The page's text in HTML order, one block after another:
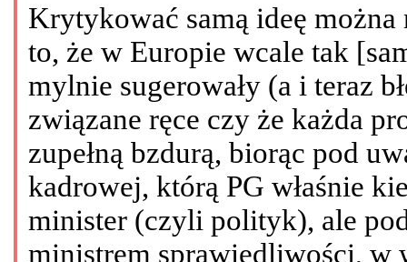
Krytykować samą ideę
to, że w Europie wcale tak
mylnie sugerowały (a i teraz
związane ręce czy że każda
zupełną bzdurą, biorąc pod
kadrowej, którą PG właśnie
minister (czyli polityk), ale
ministrem sprawiedliwości, w